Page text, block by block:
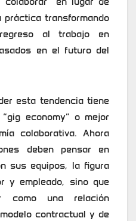
práctica transformando
al trabajo en
en el futuro del
esta tendencia tiene
economy” o mejor
colaborativa. Ahora
deben pensar en
sus equipos, la figura
y empleado, sino que
como una relación
contractual y de